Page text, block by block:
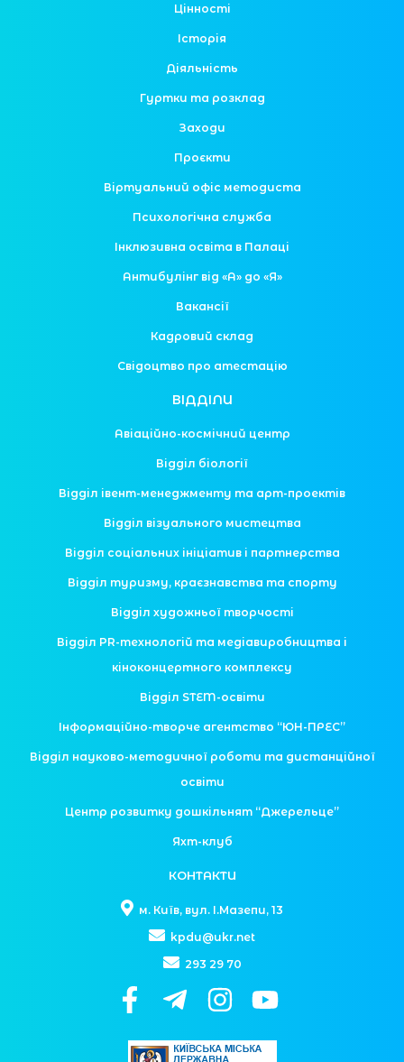
Цінності
Історія
Діяльність
Гуртки та розклад
Заходи
Проєкти
Віртуальний офіс методиста
Психологічна служба
Інклюзивна освіта в Палаці
Антибулінг від «А» до «Я»
Вакансії
Кадровий склад
Свідоцтво про атестацію
ВІДДІЛИ
Авіаційно-космічний центр
Відділ біології
Відділ івент-менеджменту та арт-проектів
Відділ візуального мистецтва
Відділ соціальних ініціатив і партнерства
Відділ туризму, краєзнавства та спорту
Відділ художньої творчості
Відділ PR-технологій та медіавиробництва і
кіноконцертного комплексу
Відділ STEM-освіти
Інформаційно-творче агентство “ЮН-ПРЕС”
Відділ науково-методичної роботи та дистанційної
освіти
Центр розвитку дошкільнят “Джерельце”
Яхт-клуб
КОНТАКТИ
м. Київ, вул. І.Мазепи, 13
kpdu@ukr.net
293 29 70